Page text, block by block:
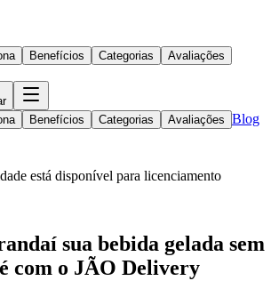
Benefícios Categorias Avaliações
Benefícios Categorias Avaliações Blog
está disponível para licenciamento
sua bebida gelada sem
é com o JÃO Delivery